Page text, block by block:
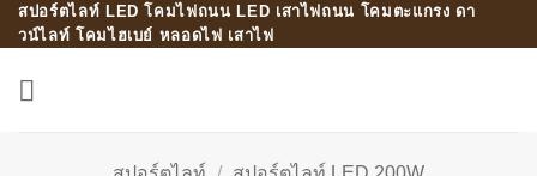
Skip
to
สปอร์ตไลท์ LED โคมไฟถนน LED เสาไฟถนน โคมตะแกรง ดา
วน์ไลท์ โคมไฮเบย์ หลอดไฟ เสาไฟ